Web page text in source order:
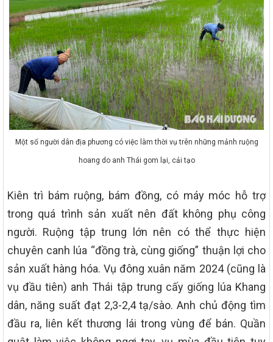
Một số người dân địa phương có việc làm thời vụ trên những mảnh ruộng
hoang do anh Thái gom lại, cải tạo
Kiên trì bám ruộng, bám đồng, có máy móc hỗ trợ
trong quá trình sản xuất nên đất không phụ công
người. Ruộng tập trung lớn nên có thể thực hiện
chuyên canh lúa “đồng trà, cùng giống” thuận lợi cho
sản xuất hàng hóa. Vụ đông xuân năm 2024 (cũng là
vụ đầu tiên) anh Thái tập trung cấy giống lúa Khang
dân, năng suất đạt 2,3-2,4 tạ/sào. Anh chủ động tìm
đầu ra, liên kết thương lái trong vùng để bán. Quần